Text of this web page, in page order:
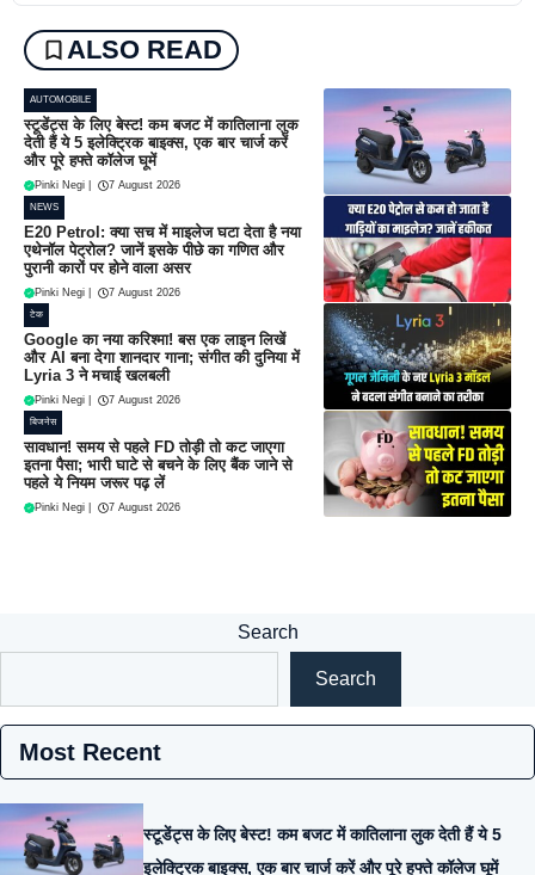
ALSO READ
AUTOMOBILE
स्टूडेंट्स के लिए बेस्ट! कम बजट में कातिलाना लुक
देती हैं ये 5 इलेक्ट्रिक बाइक्स, एक बार चार्ज करें
और पूरे हफ्ते कॉलेज घूमें
Pinki Negi 7 August 2026
NEWS
E20 Petrol: क्या सच में माइलेज घटा देता है नया
एथेनॉल पेट्रोल? जानें इसके पीछे का गणित और
पुरानी कारों पर होने वाला असर
Pinki Negi 7 August 2026
टेक
Google का नया करिश्मा! बस एक लाइन लिखें
और AI बना देगा शानदार गाना; संगीत की दुनिया में
Lyria 3 ने मचाई खलबली
Pinki Negi 7 August 2026
बिजनेस
सावधान! समय से पहले FD तोड़ी तो कट जाएगा
इतना पैसा; भारी घाटे से बचने के लिए बैंक जाने से
पहले ये नियम जरूर पढ़ लें
Pinki Negi 7 August 2026
Search
Search
Most Recent
स्टूडेंट्स के लिए बेस्ट! कम बजट में कातिलाना लुक देती हैं ये 5
इलेक्ट्रिक बाइक्स, एक बार चार्ज करें और पूरे हफ्ते कॉलेज घूमें